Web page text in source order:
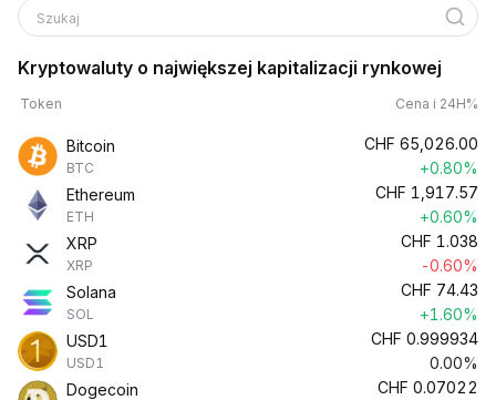
Szukaj
Kryptowaluty o największej kapitalizacji rynkowej
Token Cena i 24H%
Bitcoin
BTC
CHF 65,026.00
+0.80%
Ethereum
ETH
CHF 1,917.57
+0.60%
XRP
XRP
CHF 1.038
-0.60%
Solana
SOL
CHF 74.43
+1.60%
USD1
USD1
CHF 0.999934
0.00%
Dogecoin
CHF 0.07022